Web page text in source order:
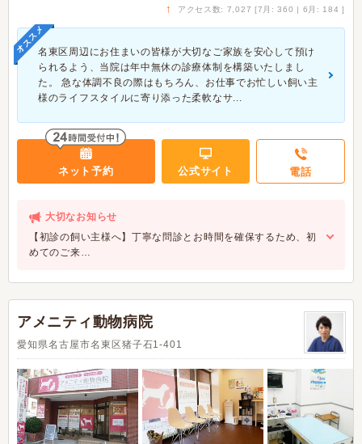
↑ アクセス数: 7,027 [7月: 360 | 6月: 184 ]
オススメ名東区周辺にお住まいの皆様が大切なご家族を安心して預け
られるよう、当院は年中無休の診療体制を構築いたしまし
た。 急な体調不良の際はもちろん、お仕事でお忙しい飼い主
様のライフスタイルに寄り添った柔軟なサ...
ネット予約 公式サイト 電話
大切なお知らせ
【初診の飼い主様へ】丁寧な問診とお時間を確保するため、初
めてのご来…
アメニティ動物病院
愛知県名古屋市名東区猪子石1-401